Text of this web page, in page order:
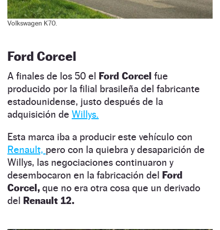
Volkswagen K70.
Ford Corcel
A finales de los 50 el Ford Corcel fue
producido por la filial brasileña del fabricante
estadounidense, justo después de la
adquisición de Willys.
Esta marca iba a producir este vehículo con
Renault, pero con la quiebra y desaparición de
Willys, las negociaciones continuaron y
desembocaron en la fabricación del
Ford
Corcel, que no era otra cosa que un derivado
del
Renault 12.